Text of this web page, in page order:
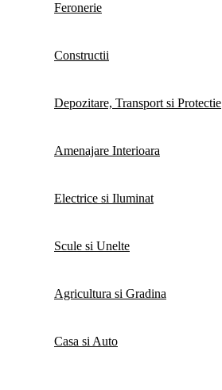
Feronerie
Constructii
Depozitare, Transport si Protectie
Amenajare Interioara
Electrice si Iluminat
Scule si Unelte
Agricultura si Gradina
Casa si Auto